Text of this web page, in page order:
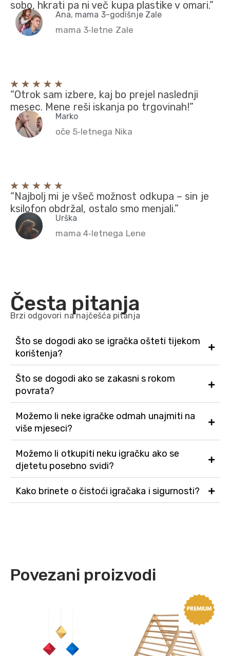
sobo, hkrati pa ni več kupa plastike v omari.”
Ana, mama 3-godišnje Zale
mama 3‑letne Zale
“Otrok sam izbere, kaj bo prejel naslednji
mesec. Mene reši iskanja po trgovinah!”
Marko
oče 5‑letnega Nika
“Najbolj mi je všeč možnost odkupa – sin je
ksilofon obdržal, ostalo smo menjali.”
Urška
mama 4‑letnega Lene
Česta pitanja
Brzi odgovori na najčešća pitanja
Što se dogodi ako se igračka ošteti tijekom
korištenja?
Što se dogodi ako se zakasni s rokom
povrata?
Možemo li neke igračke odmah unajmiti na
više mjeseci?
Možemo li otkupiti neku igračku ako se
djetetu posebno svidi?
Kako brinete o čistoći igračaka i sigurnosti?
Povezani proizvodi